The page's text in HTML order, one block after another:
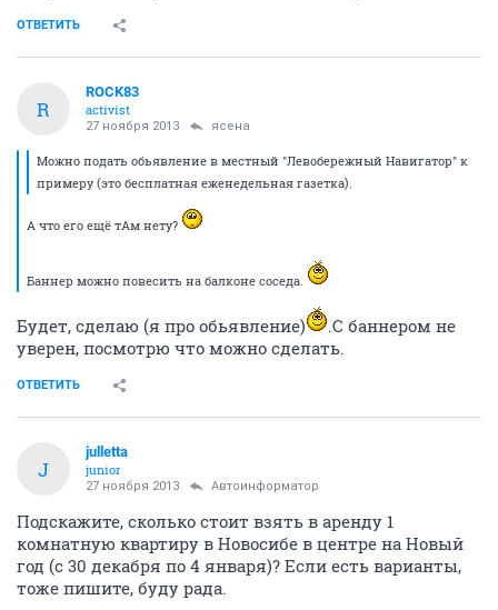
ОТВЕТИТЬ
R
ROCK83
activist
27 ноября 2013 ясена
Можно подать обьявление в местный "Левобережный Навигатор" к
примеру (это бесплатная еженедельная газетка).
А что его ещё тАм нету?
Баннер можно повесить на балконе соседа.
Будет, сделаю (я про обьявление)
.С баннером не
уверен, посмотрю что можно сделать.
ОТВЕТИТЬ
J
julletta
junior
27 ноября 2013 Автоинформатор
Подскажите, сколько стоит взять в аренду 1
комнатную квартиру в Новосибе в центре на Новый
год (с 30 декабря по 4 января)? Если есть варианты,
тоже пишите, буду рада.